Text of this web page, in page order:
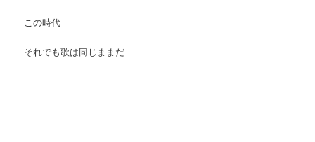
この時代
それでも歌は同じままだ